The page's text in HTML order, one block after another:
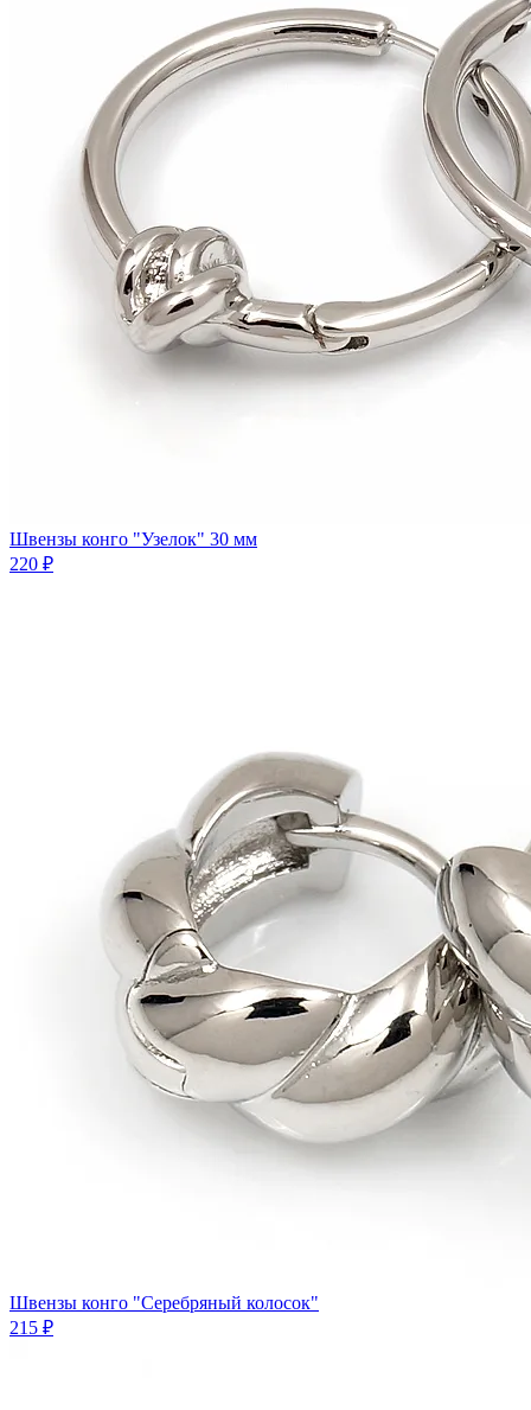
Швензы конго "Узелок" 30 мм
220 ₽
Швензы конго "Серебряный колосок"
215 ₽